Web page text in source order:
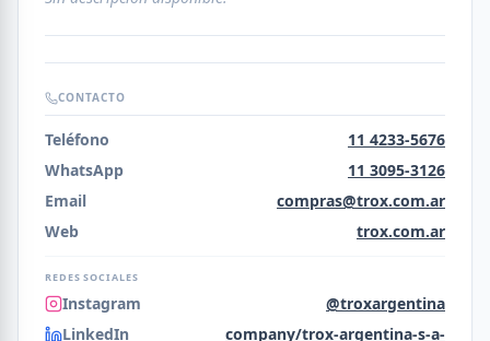
CONTACTO
Teléfono
11 4233-5676
WhatsApp
11 3095-3126
Email
compras@trox.com.ar
Web
trox.com.ar
REDES SOCIALES
Instagram
@troxargentina
LinkedIn
company/trox-argentina-s-a-